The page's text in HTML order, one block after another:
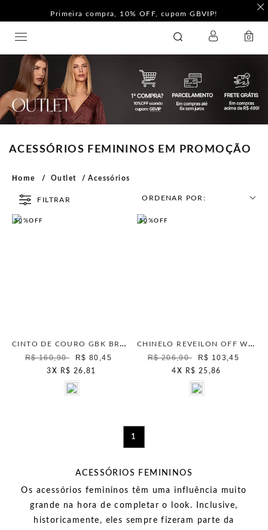
Primeira compra, 10% OFF, cupom GBVIP!
0
ACESSÓRIOS FEMININOS EM PROMOÇÃO
Home Outlet Acessórios
FILTRAR ORDENAR POR:
50%OFF
CINTO DE COURO GBK BRANCO
R$ 160,90
R$ 80,45
3 X R$ 26,81
50%OFF
CHINELO REVEILON OFF WHITE
R$ 206,90
R$ 103,45
4 X R$ 25,86
1
ACESSÓRIOS FEMININOS
Os acessórios femininos têm uma influência muito
grande na hora de completar o look. Inclusive,
historicamente, eles sempre fizeram parte da